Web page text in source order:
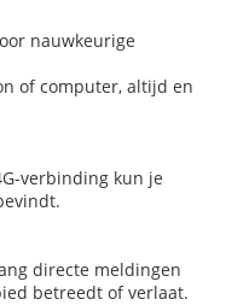
nauwkeurige
of computer, altijd en
verbinding kun je
directe meldingen
betreedt of verlaat.